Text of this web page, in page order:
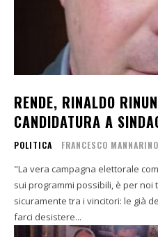
RENDE, RINALDO
CANDIDATURA A
POLITICA FRANCESCO MANNARINO
"La vera campagna elettorale
sui programmi possibili, è per
sicuramente tra i vincitori: le già
farci desistere...